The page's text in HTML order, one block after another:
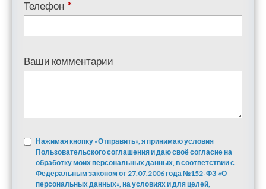
Телефон *
Ваши комментарии
Нажимая кнопку «Отправить», я принимаю условия
Пользовательского соглашения и даю своё согласие на
обработку моих персональных данных, в соответствии с
Федеральным законом от 27.07.2006 года №152-ФЗ «О
персональных данных», на условиях и для целей,